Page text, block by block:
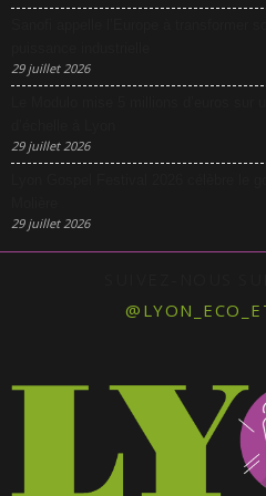
29 juillet 2026
29 juillet 2026
29 juillet 2026